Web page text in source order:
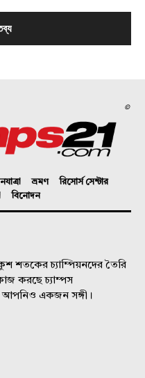
©
ভ্রমণ
রিসোর্স সেন্টার
বিনোদন
শতকের চ্যাম্পিয়নদের তৈরি
করছে চ্যাম্পস
আপনিও একজন সঙ্গী।